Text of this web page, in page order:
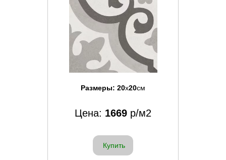
Размеры: 20x20см
Цена: 1669 р/м2
Купить